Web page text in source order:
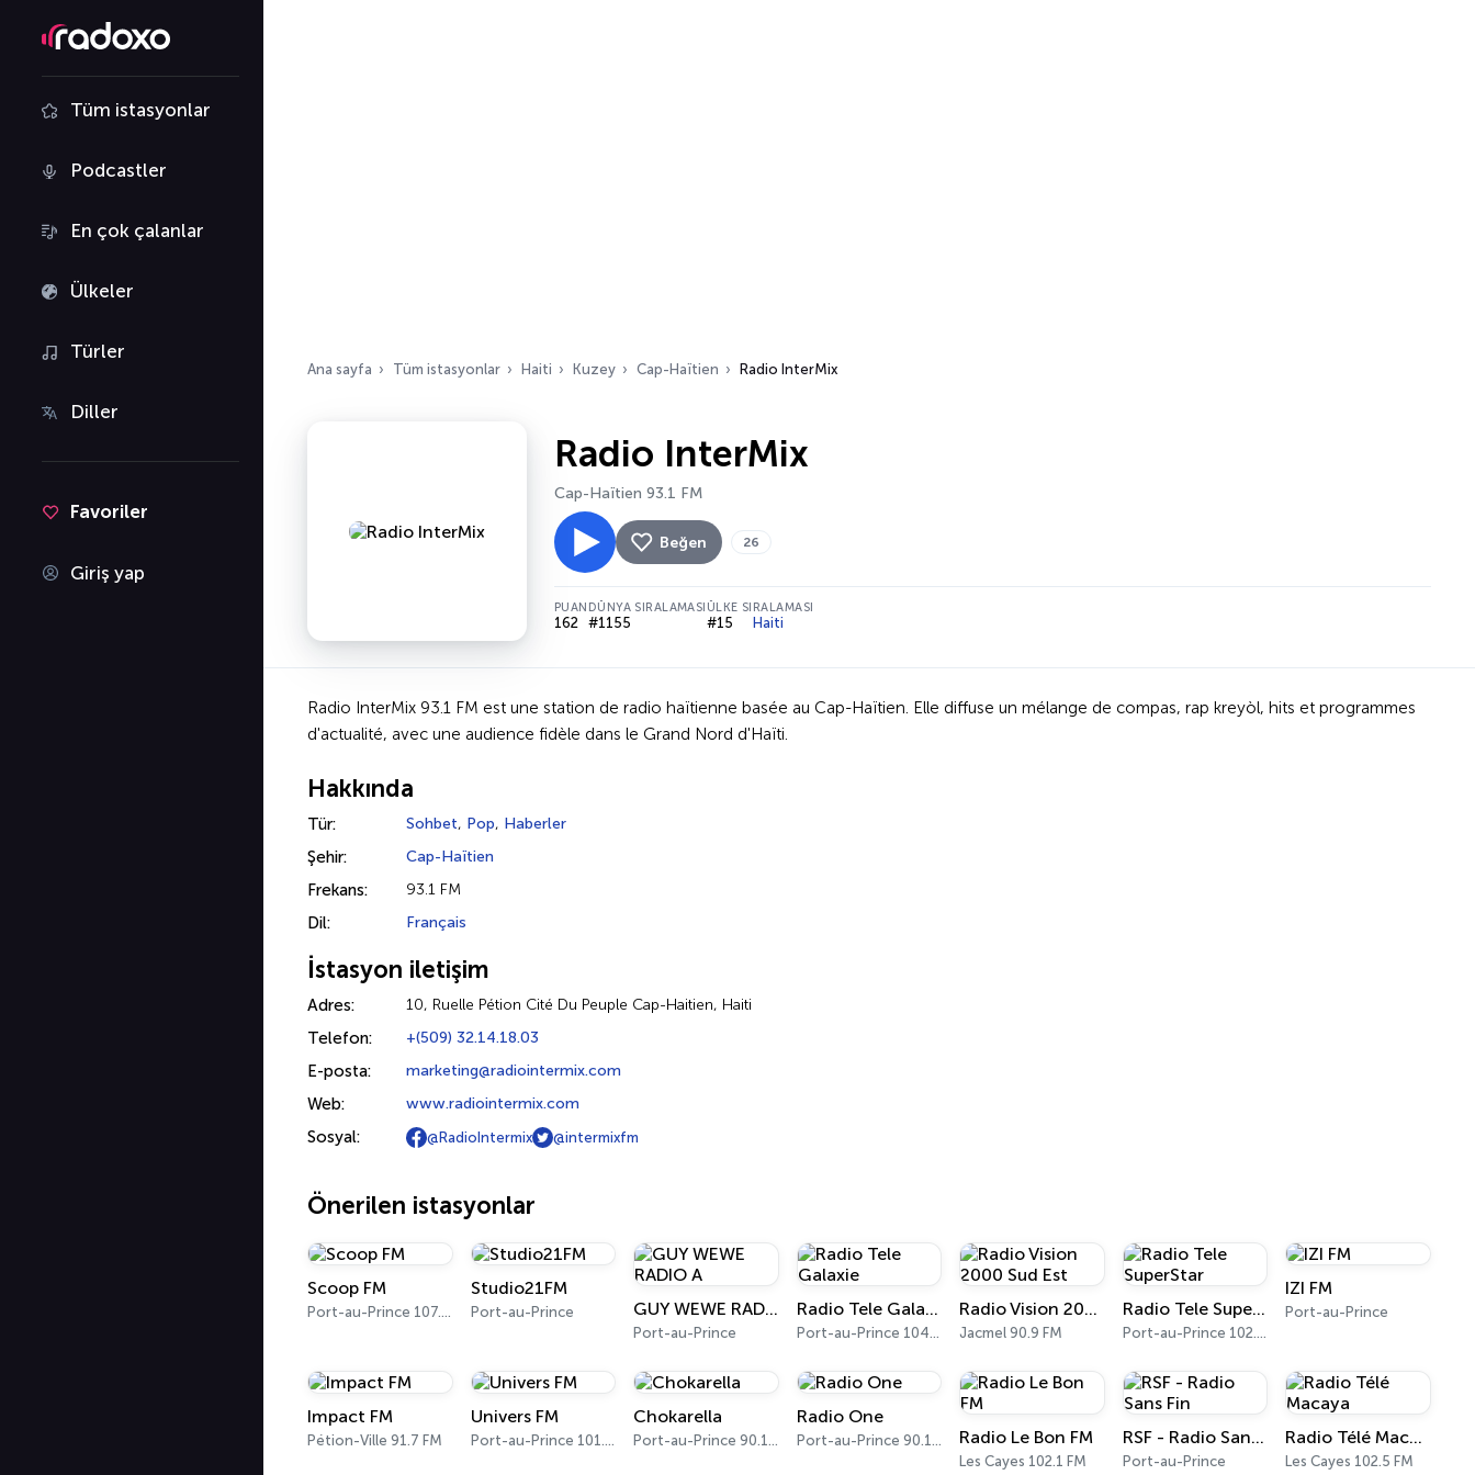
Tüm istasyonlar
Podcastler
En çok çalanlar
Ülkeler
Türler
Diller
Favoriler
Giriş yap
Ana sayfa Tüm istasyonlar Haiti Kuzey Cap-Haïtien Radio InterMix
Radio InterMix
Cap-Haïtien 93.1 FM
Beğen 26
PUAN
162
DÜNYA SIRALAMASI
#1155
ÜLKE SIRALAMASI
#15 Haiti
Radio InterMix 93.1 FM est une station de radio haïtienne basée au Cap-Haïtien. Elle diffuse un mélange de compas, rap kreyòl, hits et programmes
d'actualité, avec une audience fidèle dans le Grand Nord d'Haïti.
Hakkında
Tür: Sohbet, Pop, Haberler
Şehir: Cap-Haïtien
Frekans: 93.1 FM
Dil: Français
İstasyon iletişim
Adres: 10, Ruelle Pétion Cité Du Peuple Cap-Haitien, Haiti
Telefon: +(509) 32.14.18.03
E-posta: marketing@radiointermix.com
Web: www.radiointermix.com
Sosyal: @RadioIntermix @intermixfm
Önerilen istasyonlar
Scoop FM
Port-au-Prince 107.7 FM
Studio21FM
Port-au-Prince GUY WEWE RADIO A
Port-au-Prince
Radio Tele Galaxie
Port-au-Prince 104.5 FM
Radio Vision 2000 Sud Est
Jacmel 90.9 FM
Radio Tele SuperStar
Port-au-Prince 102.9 FM
IZI FM
Port-au-Prince
Impact FM
Pétion-Ville 91.7 FM
Univers FM
Port-au-Prince 101.3 FM
Chokarella
Port-au-Prince 90.1 FM
Radio One
Port-au-Prince 90.1 FM Radio Le Bon FM
Les Cayes 102.1 FM
RSF - Radio Sans Fin
Port-au-Prince
Radio Télé Macaya
Les Cayes 102.5 FM